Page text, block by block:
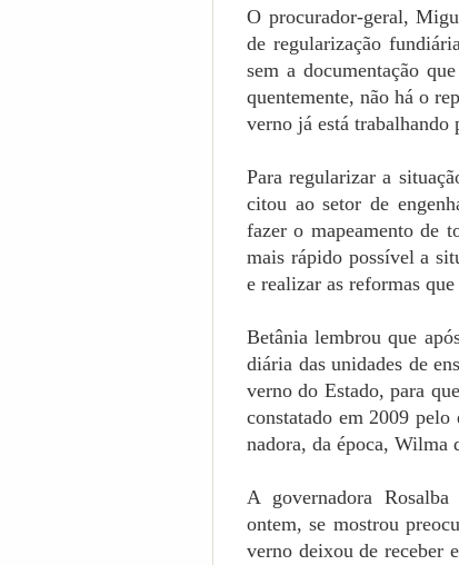
O procurador-geral,
de re­gu­la­ri­za­ção
sem a do­cu­men­ta­ção
quen­te­men­te, não há o
ver­no já está tra­ba­lhan­do
Para re­gu­la­ri­zar a
ci­tou ao setor de
fazer o ma­pea­men­to de
mais rá­pi­do pos­sí­vel a
e rea­li­zar as re­for­mas
Be­tâ­nia lem­brou que
diá­ria das uni­da­des de
ver­no do Es­ta­do, para
cons­ta­ta­do em 2009
na­do­ra, da época, Wilma
A go­ver­na­do­ra
ontem, se mos­trou
ver­no dei­xou de re­ce­ber